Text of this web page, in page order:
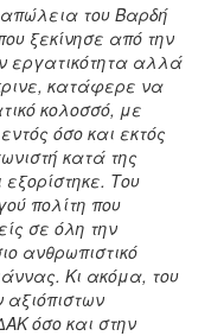
του Βαρδή
ξεκίνησε από την
εργατικότητα αλλά
κατάφερε να
κολοσσό, με
όσο και εκτός
κατά της
Του
πολίτη που
σε όλη την
ανθρωπιστικό
Κι ακόμα, του
όσο και στην